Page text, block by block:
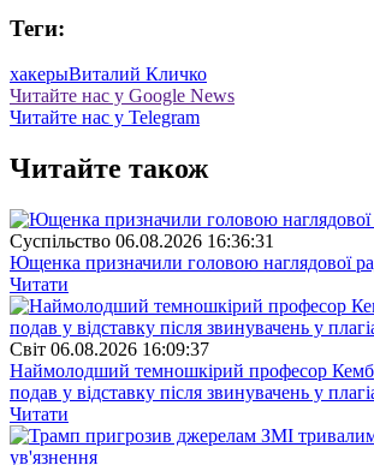
Теги:
хакерыВиталий Кличко
Читайте нас у Google News
Читайте нас у Telegram
Читайте також
Суспiльство 06.08.2026 16:36:31
Ющенка призначили головою наглядової
Читати
Свiт 06.08.2026 16:09:37
Наймолодший темношкірий професор
подав у відставку після звинувачень у
Читати